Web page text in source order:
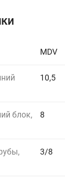
MDV
10,5
блок,
8
3/8